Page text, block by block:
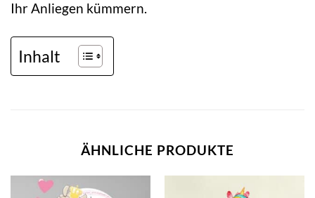
Ihr Anliegen kümmern.
Inhalt
ÄHNLICHE PRODUKTE